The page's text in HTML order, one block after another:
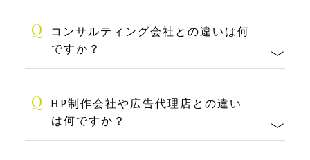
Q
コンサルティング会社との違いは何
ですか？
Q
HP制作会社や広告代理店との違い
は何ですか？